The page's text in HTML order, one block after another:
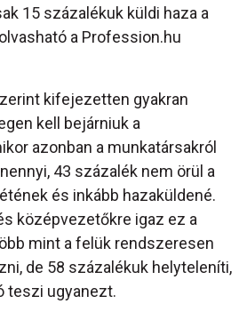
15 százalékuk küldi haza a
a Profession.hu
kifejezetten gyakran
kell bejárniuk a
azonban a munkatársakról
43 százalék nem örül a
és inkább hazaküldené.
középvezetőkre igaz ez a
mint a felük rendszeresen
de 58 százalékuk helyteleníti,
teszi ugyanezt.